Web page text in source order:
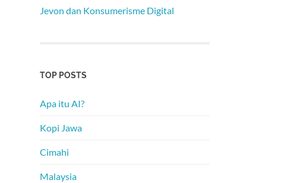
Jevon dan Konsumerisme Digital
TOP POSTS
Apa itu AI?
Kopi Jawa
Cimahi
Malaysia